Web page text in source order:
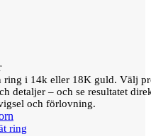
ring i 14k eller 18K guld. Välj
detaljer – och se resultatet
och förlovning.
ring